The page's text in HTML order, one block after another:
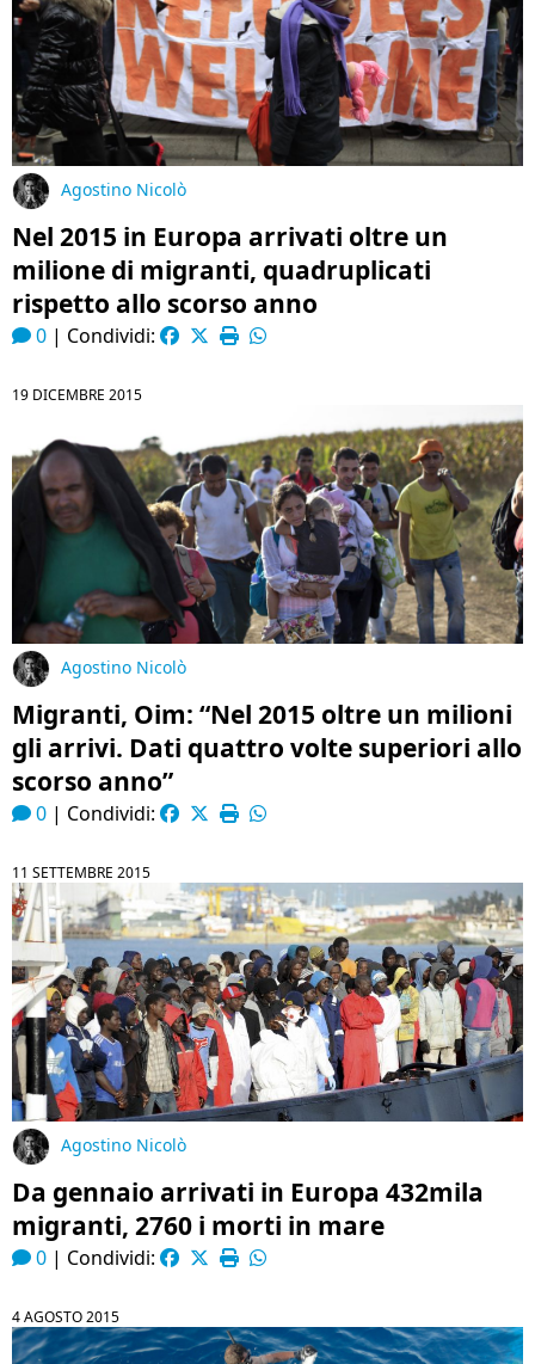
Agostino Nicolò
Nel 2015 in Europa arrivati oltre un
milione di migranti, quadruplicati
rispetto allo scorso anno
0 | Condividi:
19 DICEMBRE 2015
Agostino Nicolò
Migranti, Oim: “Nel 2015 oltre un milioni
gli arrivi. Dati quattro volte superiori allo
scorso anno”
0 | Condividi:
11 SETTEMBRE 2015
Agostino Nicolò
Da gennaio arrivati in Europa 432mila
migranti, 2760 i morti in mare
0 | Condividi:
4 AGOSTO 2015